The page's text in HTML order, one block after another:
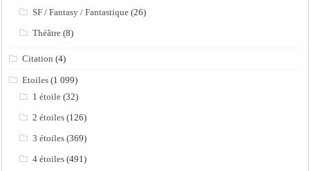
SF / Fantasy / Fantastique (26)
Théâtre (8)
Citation (4)
Etoiles (1 099)
1 étoile (32)
2 étoiles (126)
3 étoiles (369)
4 étoiles (491)